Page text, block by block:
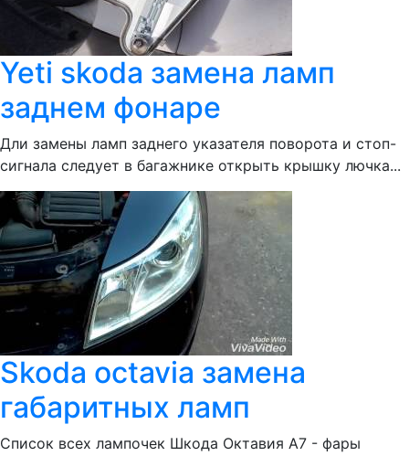
Yeti skoda замена ламп
заднем фонаре
Дли замены ламп заднего указателя поворота и стоп-
сигнала следует в багажнике открыть крышку лючка...
Skoda octavia замена
габаритных ламп
Список всех лампочек Шкода Октавия А7 - фары